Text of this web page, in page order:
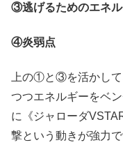
③逃げるためのエネ
④炎弱点
上の①と③を活かし
つつエネルギーをベ
に《ジャローダ
撃という動きが強力で